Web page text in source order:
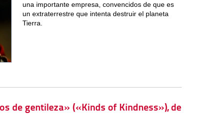
una importante empresa, convencidos de que es
un extraterrestre que intenta destruir el planeta
Tierra.
de gentileza» («Kinds of Kindness»), de